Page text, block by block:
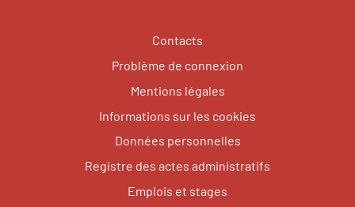
Contacts
Problème de connexion
Mentions légales
Informations sur les cookies
Données personnelles
Registre des actes administratifs
Emplois et stages